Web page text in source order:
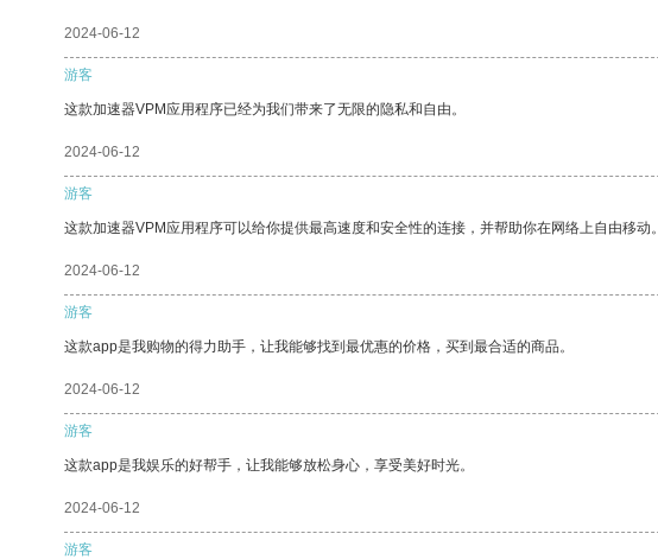
2024-06-12
游客
这款加速器VPM应用程序已经为我们带来了无限的隐私和自由。
2024-06-12
游客
这款加速器VPM应用程序可以给你提供最高速度和安全性的连接，并帮助你在网络上自由移动。
2024-06-12
游客
这款app是我购物的得力助手，让我能够找到最优惠的价格，买到最合适的商品。
2024-06-12
游客
这款app是我娱乐的好帮手，让我能够放松身心，享受美好时光。
2024-06-12
游客